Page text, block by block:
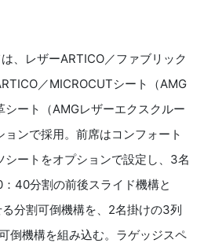
、レザーARTICO／ファブリック
／MICROCUTシート（AMG
ート（AMGレザーエクスクルー
ンで採用。前席はコンフォート
シートをオプションで設定し、3名
40分割の前後スライド機構と
分割可倒機構を、2名掛けの3列
倒機構を組み込む。ラゲッジスペ